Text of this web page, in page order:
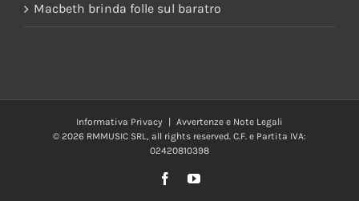
Macbeth brinda folle sul baratro
Informativa Privacy
Avvertenze e Note Legali
© 2026 RMMUSIC SRL, all rights reserved. C.F. e Partita IVA:
02420810398
FacebookYouTube